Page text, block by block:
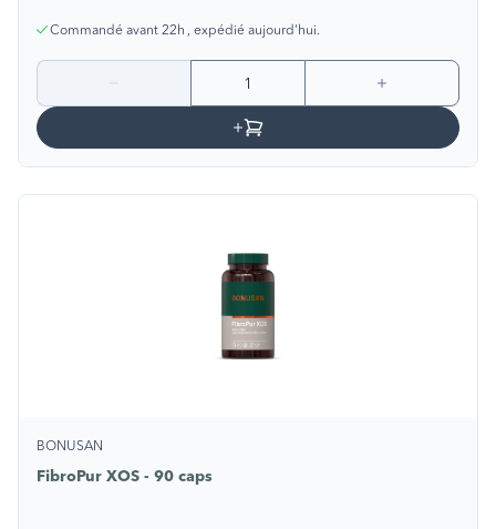
Commandé avant 22h , expédié aujourd'hui.
BONUSAN
FibroPur XOS - 90 caps